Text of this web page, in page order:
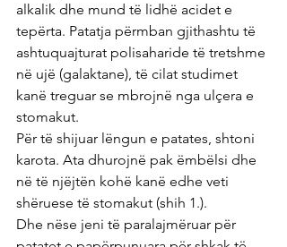
alkalik dhe mund të lidhë acidet e
tepërta. Patatja përmban gjithashtu të
ashtuquajturat polisaharide të tretshme
në ujë (galaktane), të cilat studimet
kanë treguar se mbrojnë nga ulçera e
stomakut.
Për të shijuar lëngun e patates, shtoni
karota. Ata dhurojnë pak ëmbëlsi dhe
në të njëjtën kohë kanë edhe veti
shëruese të stomakut (shih 1.).
Dhe nëse jeni të paralajmëruar për